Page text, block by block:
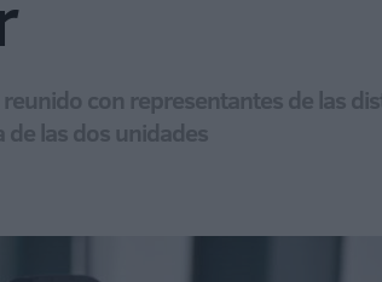
con representantes de las
las dos unidades